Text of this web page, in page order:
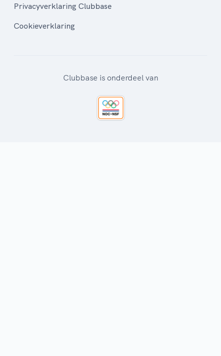
Privacyverklaring Clubbase
Cookieverklaring
Clubbase is onderdeel van